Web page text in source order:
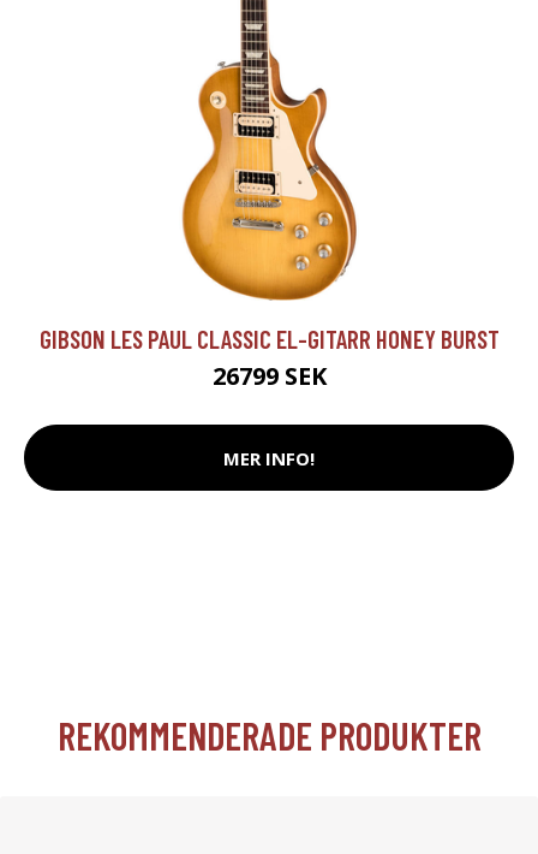
GIBSON LES PAUL CLASSIC EL-GITARR HONEY BURST
26799 SEK
MER INFO!
REKOMMENDERADE PRODUKTER